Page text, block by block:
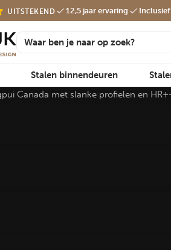
UITSTEKEND 12,5 jaar ervaring
Stalen binnendeuren